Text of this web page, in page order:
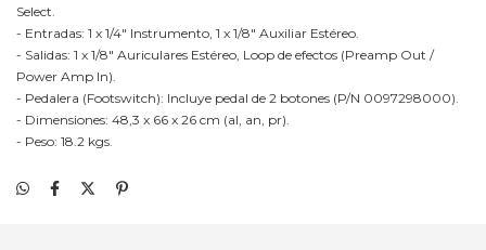
Select.
- Entradas: 1 x 1/4" Instrumento, 1 x 1/8" Auxiliar Estéreo.
- Salidas: 1 x 1/8" Auriculares Estéreo, Loop de efectos (Preamp Out /
Power Amp In).
- Pedalera (Footswitch): Incluye pedal de 2 botones (P/N 0097298000).
- Dimensiones: 48,3 x 66 x 26 cm (al, an, pr).
- Peso: 18.2 kgs.